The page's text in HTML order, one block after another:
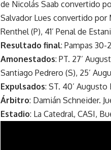
de Nicolás Saab convertido
Salvador Lues convertido por
Renthel (P), 41’ Penal de
Resultado final: Pampas 30-
Amonestados: PT. 27’
Santiago Pedrero (S), 25’
Expulsados: ST. 40’ Augusto
Árbitro: Damián Schneider.
Estadio: La Catedral, CASI,